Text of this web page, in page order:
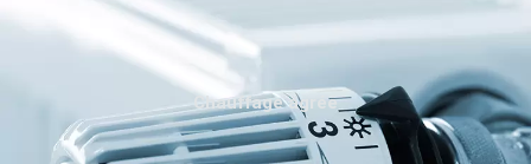
Chauffage agréé